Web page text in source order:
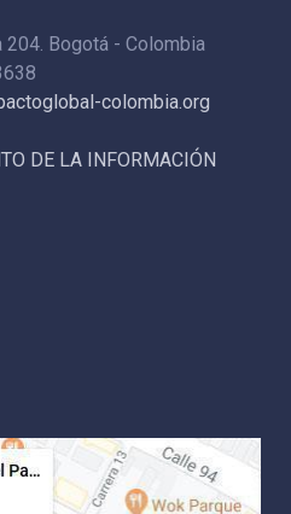
Bogotá - Colombia
colombia.org
DE LA INFORMACIÓN